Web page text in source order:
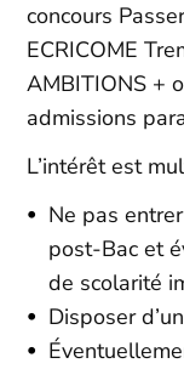
concours
ECRICOME
AMBITIONS +
admissions
L’intérêt est
Ne pas
post-Bac et
de scolarité
Disposer